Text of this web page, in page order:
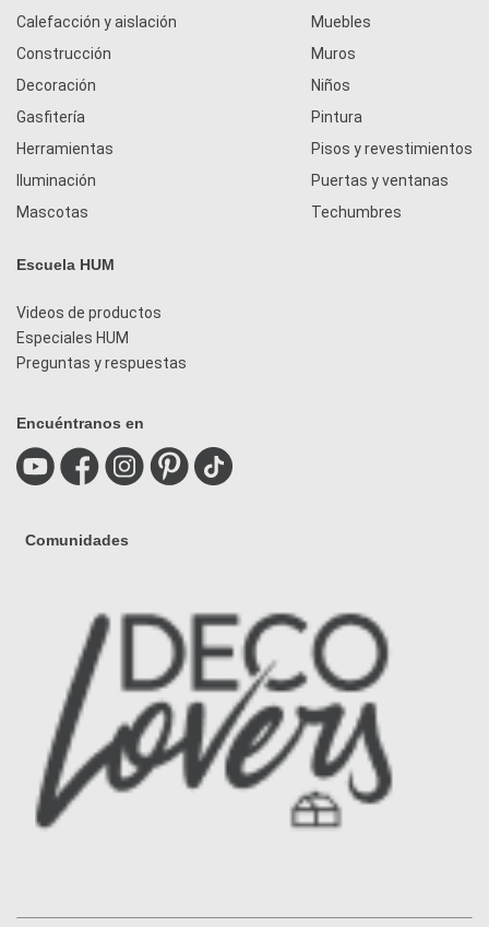
Calefacción y aislación
Construcción
Decoración
Gasfitería
Herramientas
Iluminación
Mascotas
Muebles
Muros
Niños
Pintura
Pisos y revestimientos
Puertas y ventanas
Techumbres
Escuela HUM
Videos de productos
Especiales HUM
Preguntas y respuestas
Encuéntranos en
Comunidades